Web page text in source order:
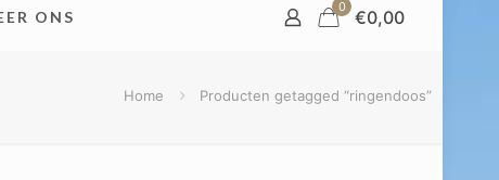
ONS
0 €0,00
Home Producten getagged “ringendoos”